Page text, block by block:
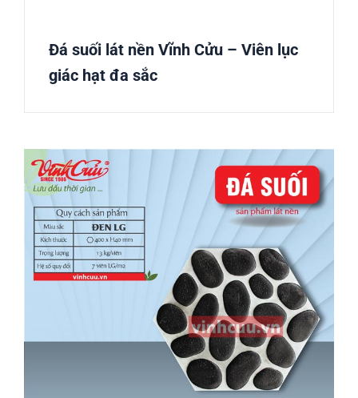
Đá suối lát nền Vĩnh Cửu – Viên lục
giác hạt đa sắc